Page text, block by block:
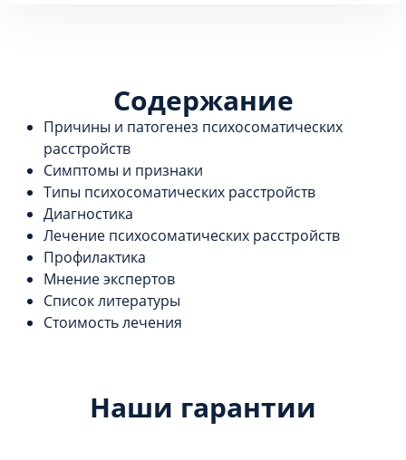
Содержание
Причины и патогенез психосоматических
расстройств
Симптомы и признаки
Типы психосоматических расстройств
Диагностика
Лечение психосоматических расстройств
Профилактика
Мнение экспертов
Список литературы
Стоимость лечения
Наши гарантии